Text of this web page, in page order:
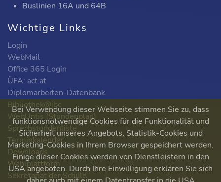
Buslinien 16A und 64B
Wichtige Links
Login
WebMail
Office 365 Login
ÜFA: act.at
Diplomarbeiten-Datenbank
Bibliothek@ibc
WebUntis (Stundenplan)
Sprechstundenliste
Terminkalender
Downloads
Wahlplattform
Sekretariat der Schule
Bei Verwendung dieser Webseite stimmen Sie zu, dass
funktionsnotwendige Cookies für die Funktionalität und
Sicherheit unseres Angebots, Statistik-Cookies und
Marketing-Cookies in Ihrem Browser gespeichert werden.
Einige dieser Cookies werden von Dienstleistern in den
USA angeboten. Durch Ihre Einwilligung erklären Sie sich